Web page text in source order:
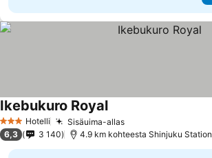
3 Tähtiluokitus
Hotelli Sisäuima-allasKatso hinnat
Ikebukuro RoyalKatso hinnat
6,3 3 140 4.9 km kohteesta Shinjuku Station